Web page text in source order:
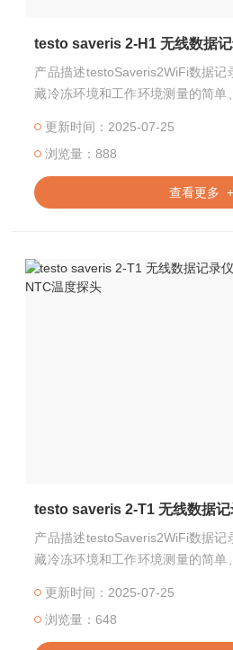
产品描述testoSaveris2WiFi数据记
藏冷冻环境和工作环境测量的简单
更新时间：2025-07-25
浏览量：888
查看更多 +
产品描述testoSaveris2WiFi数据记
藏冷冻环境和工作环境测量的简单
更新时间：2025-07-25
浏览量：648